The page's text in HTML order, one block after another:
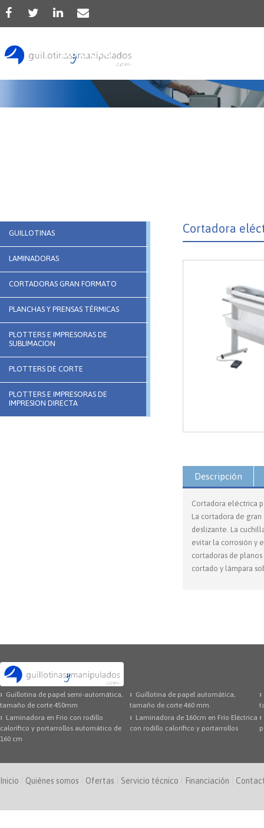
Producto
GUILLOTINAS
LAMINADORAS
CORTADORAS GRAN FORMATO
PLANCHAS Y PRENSAS TÉRMICAS
PLOTTERS E IMPRESORAS DE
SUBLIMACION
PLOTTERS DE CORTE
PLOTTERS E IMPRESORAS DE
IMPRESION DIRECTA
Cortadora
Descripción
Cortadora eléctrica
La cortadora de
deslizante. La
evitar la corrosión y
cortadoras de
cortado y lámpara
Guillotina de papel semi-automática,
tamaño de corte 450mm
Guillotina de papel automática,
tamaño de corte 460 mm.
Laminadora en Frio con rodillo
calorífico y portarrollos automático de
160 cm
Laminadora de 160cm en Frío Eléctrica
con rodillo calorífico y portarrollos
Inicio Quiénes somos Ofertas Servicio técnico Financiación